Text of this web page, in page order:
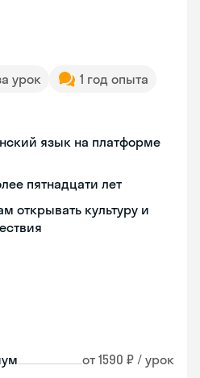
урок
1 год опыта
язык на платформе
пятнадцати лет
открывать культуру и
от 1590 ₽ / урок